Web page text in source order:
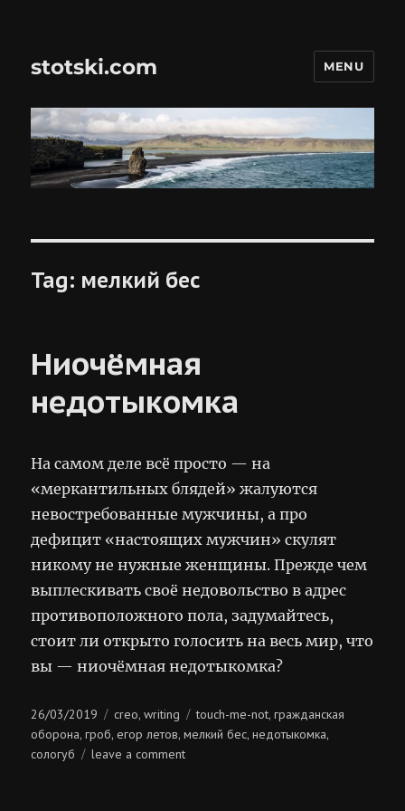
stotski.com MENU
Tag: мелкий бес
Ниочёмная
недотыкомка
На самом деле всё просто — на
«меркантильных блядей» жалуются
невостребованные мужчины, а про
дефицит «настоящих мужчин» скулят
никому не нужные женщины. Прежде чем
выплескивать своё недовольство в адрес
противоположного пола, задумайтесь,
стоит ли открыто голосить на весь мир, что
вы — ниочёмная недотыкомка?
Posted
on
26/03/2019 Categories
creo,writing Tags
touch-me-not,гражданская
оборона,гроб,егор летов,мелкий бес,недотыкомка,
сологуб leave a commenton